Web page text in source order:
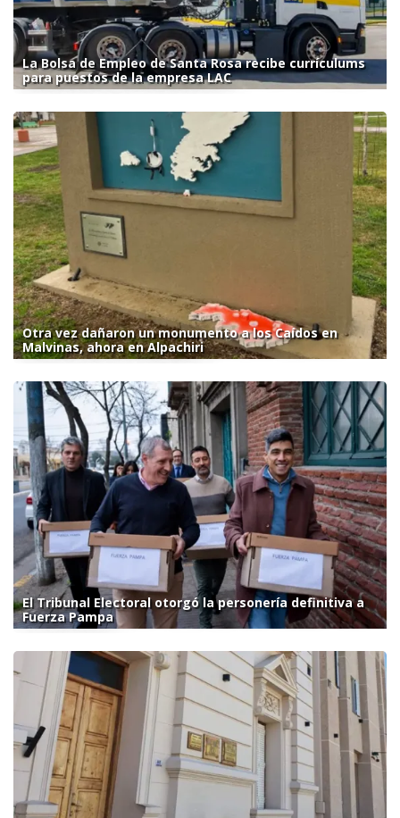
La Bolsa de Empleo de Santa Rosa recibe currículums
para puestos de la empresa LAC
Otra vez dañaron un monumento a los Caídos en
Malvinas, ahora en Alpachiri
El Tribunal Electoral otorgó la personería definitiva a
Fuerza Pampa